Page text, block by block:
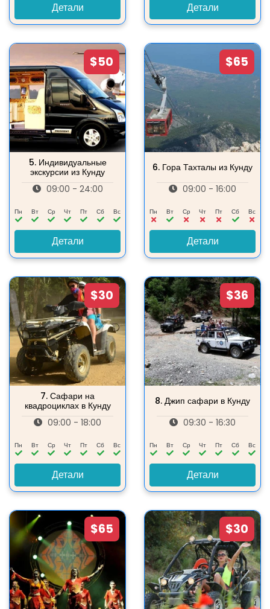
Детали Детали
$50
5. Индивидуальные
экскурсии из Кунду
09:00 - 24:00
Пн Вт Ср Чт Пт Сб Вс
Детали
$65
6. Гора Тахталы из Кунду
09:00 - 16:00
Пн Вт Ср Чт Пт Сб Вс
Детали
$30
7. Сафари на
квадроциклах в Кунду
09:00 - 18:00
Пн Вт Ср Чт Пт Сб Вс
Детали
$36
8. Джип сафари в Кунду
09:30 - 16:30
Пн Вт Ср Чт Пт Сб Вс
Детали
$65 $30